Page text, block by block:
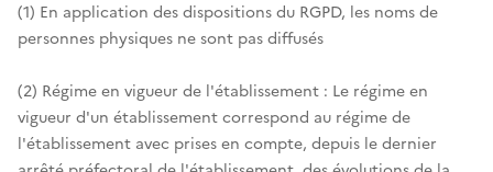
(1) En application des dispositions du RGPD, les noms de
personnes physiques ne sont pas diffusés
(2) Régime en vigueur de l'établissement : Le régime en
vigueur d'un établissement correspond au régime de
l'établissement avec prises en compte, depuis le dernier